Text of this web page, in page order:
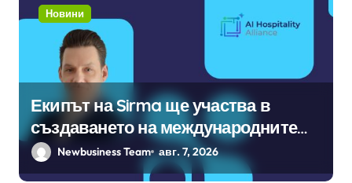
Новини
Екипът на Sirma ще участва в
създаването на международните
стандарти за навлизане на
изкуствен интелект в
Newbusiness Team авг. 7, 2026